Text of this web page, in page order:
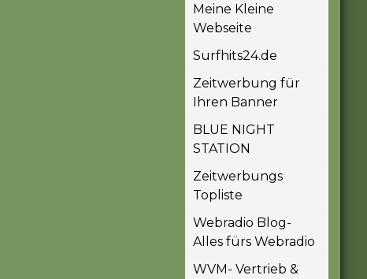
Meine Kleine
Webseite
Surfhits24.de
Zeitwerbung für
Ihren Banner
BLUE NIGHT
STATION
Zeitwerbungs
Topliste
Webradio Blog-
Alles fürs Webradio
WVM- Vertrieb &